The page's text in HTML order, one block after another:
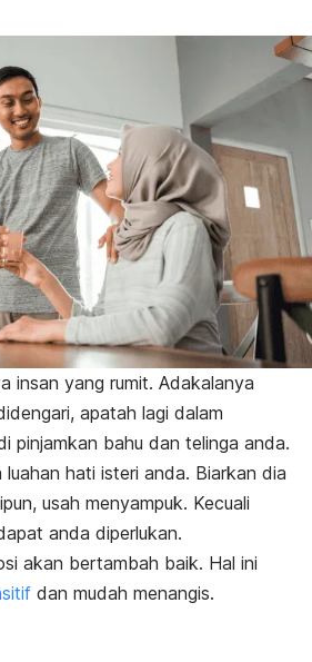
insan yang rumit. Adakalanya
apatah lagi dalam
pinjamkan bahu dan telinga anda.
luahan hati isteri anda. Biarkan dia
usah menyampuk. Kecuali
anda diperlukan.
akan bertambah baik. Hal ini
dan mudah menangis.